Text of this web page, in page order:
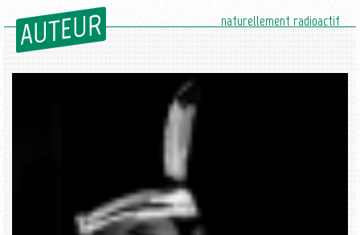
AUTEUR naturellement radioactif